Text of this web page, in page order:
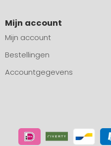
Mijn account
Mijn account
Bestellingen
Accountgegevens